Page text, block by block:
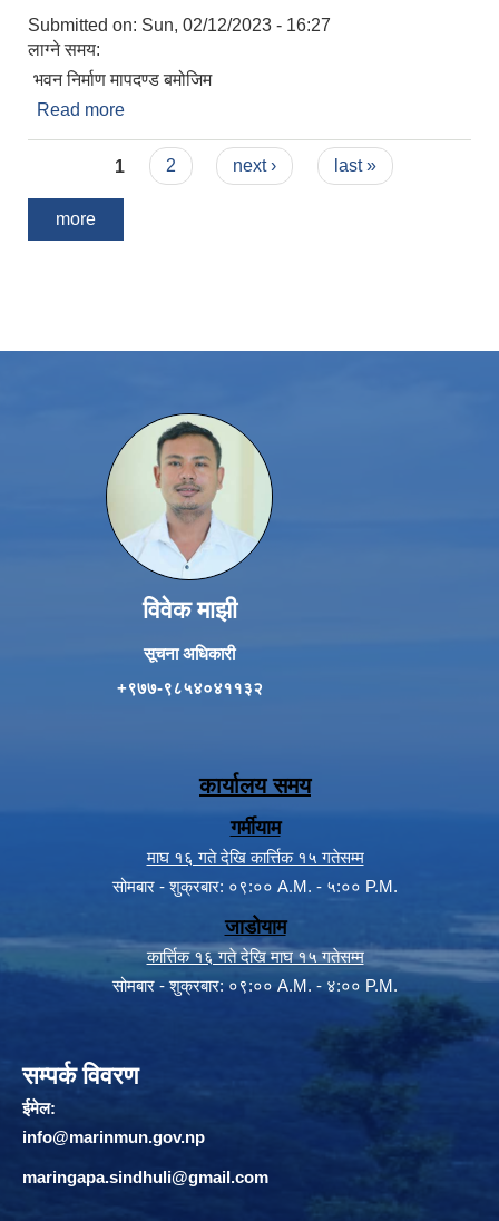
Submitted on: Sun, 02/12/2023 - 16:27
लाग्ने समय:
भवन निर्माण मापदण्ड बमोजिम
Read more
Pages
1 2 next › last »
more
विवेक माझी
सूचना अधिकारी
+९७७-९८५४०४११३२
कार्यालय समय
गर्मीयाम
माघ १६ गते देखि कार्त्तिक १५ गतेसम्म
सोमबार - शुक्रबार: ०९:०० A.M. - ५:०० P.M.
जाडोयाम
कार्त्तिक १६ गते देखि माघ १५ गतेसम्म
सोमबार - शुक्रबार: ०९:०० A.M. - ४:०० P.M.
सम्पर्क विवरण
ईमेल:
info@marinmun.gov.np
maringapa.sindhuli@gmail.com